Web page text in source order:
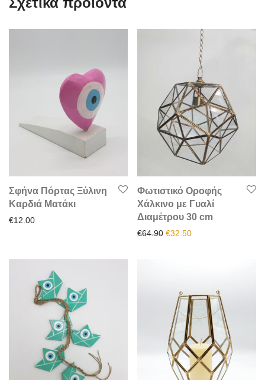
Σφήνα Πόρτας Ξύλινη
Καρδιά Ματάκι
€12.00
Φωτιστικό Οροφής
Χάλκινο με Γυαλί
Διαμέτρου 30 cm
€64.90 Original price was: €64.90.
€32.50Η τρέχουσα τιμή